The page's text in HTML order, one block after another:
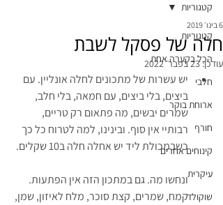
קטגוריות
הכל בקערה אחת
חלבי
ארוחת בוקר
חורף
קינוחים אחרים
עיקרית
שוקולד
קטגוריות
חלה של פסקל לשבת
6 בינו׳ 2019
עודכן:23 בפבר׳ 2022
יש עשרות של מתכונים לחלה אונליין. עם
ביצים, בלי ביצים, עם חמאה, בלי חלב,
שמרים יבשים, מה פתאום רק טריים,
רבותיי אין סוף. ובינינו, למה לטרוח כל כך
כשבמכולת ליד יש אחלה חלה ב10 שקלים.
ונחשו מה. גם במתכון הזה אין הפתעות.
קמח, שמרים, קצת סוכר, מלח לאיזון, שמן,